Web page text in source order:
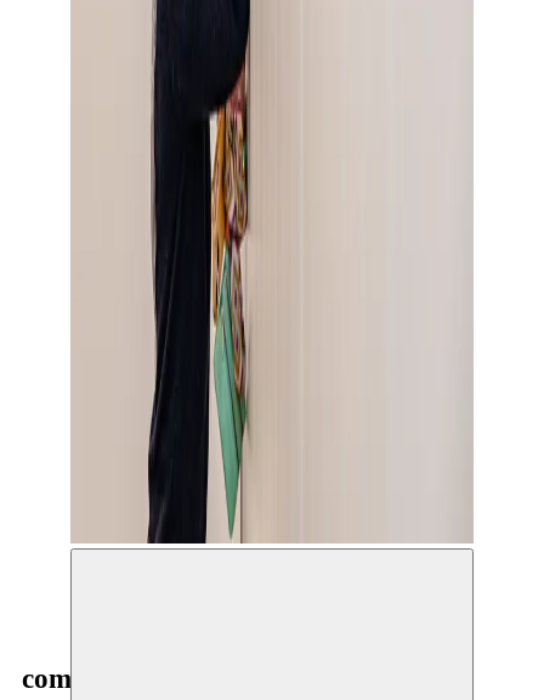
Tentoonstelling over familie-archieven en migratie
communities